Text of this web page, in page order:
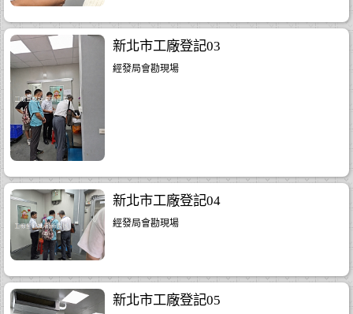
新北市工廠登記03
經發局會勘現場
新北市工廠登記04
經發局會勘現場
新北市工廠登記05